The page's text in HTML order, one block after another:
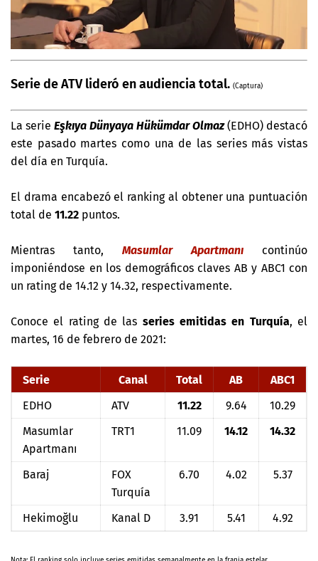
Serie de ATV lideró en audiencia total. (Captura)
La serie Eşkıya Dünyaya Hükümdar Olmaz(EDHO) destacó
este pasado martes como una de las series más vistas
del día en Turquía.
El drama encabezó el ranking al obtener una puntuación
total de 11.22 puntos.
Mientras tanto, Masumlar Apartmanı
continúo
imponiéndose en los demográficos claves AB y ABC1 con
un rating de 14.12 y 14.32, respectivamente.
Conoce el rating de las series emitidas en Turquía, el
martes, 16 de febrero de 2021:
Serie Canal Total AB
ABC1
EDHO
ATV 11.22 9.64
10.29
Masumlar
Apartmanı
TRT1 11.09 14.12 14.32
Baraj
FOX
Turquía
6.70 4.02 5.37
Hekimoğlu Kanal D 3.91 5.41 4.92